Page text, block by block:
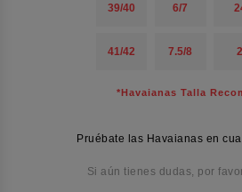
39/40
41/42
6/7
7.5/8
*Havaianas Talla
Pruébate las Havaianas en
Si aún tienes dudas, por